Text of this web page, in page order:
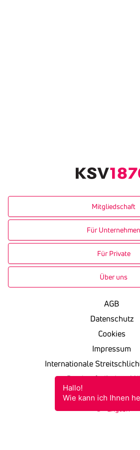
Mitgliedschaft
Für Unternehmen
Für Private
Über uns
English
AGB
Datenschutz
Cookies
Impressum
Internationale
KSV in einfacher
Hallo!
Wie kann ich Ihnen